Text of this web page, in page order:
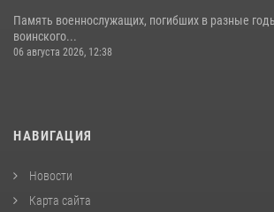
Память военнослужащих, погибших в разные
воинского...
06 августа 2026, 12:38
НАВИГАЦИЯ
Новости
Карта сайта